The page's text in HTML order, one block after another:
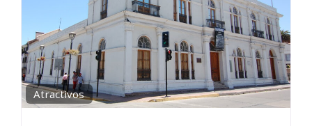
Atractivos